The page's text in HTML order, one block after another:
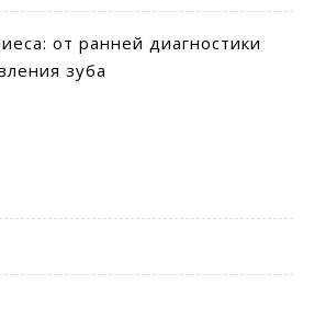
от ранней диагностики
зуба